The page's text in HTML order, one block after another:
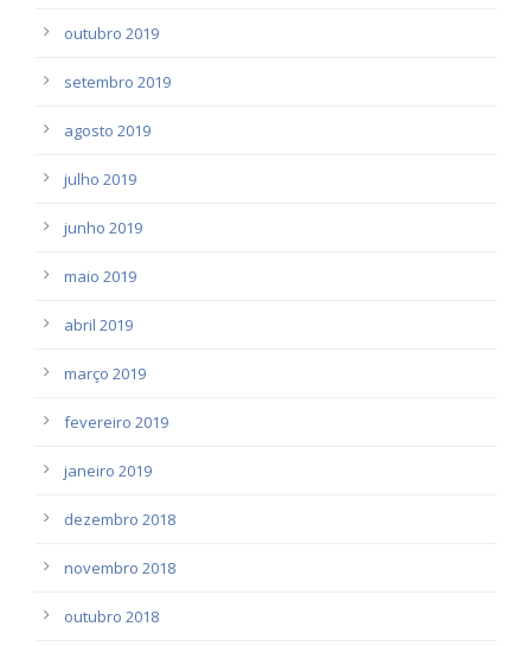
outubro 2019
setembro 2019
agosto 2019
julho 2019
junho 2019
maio 2019
abril 2019
março 2019
fevereiro 2019
janeiro 2019
dezembro 2018
novembro 2018
outubro 2018